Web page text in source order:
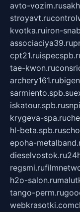
avto-vozim.ru
stroyavt.ru
kvotka.ruiron-
associaciya39.ru
cpt21.ru
tae-kwon.ru
archery161.ru
sarmiento.spb.su
iskatour.spb.ru
krygeva-spa.ru
hl-beta.spb.ru
epoha-
dieselvostok.ru
regsmi.ru
h2o-salon.ru
tango-perm.ru
webkrasotki.com